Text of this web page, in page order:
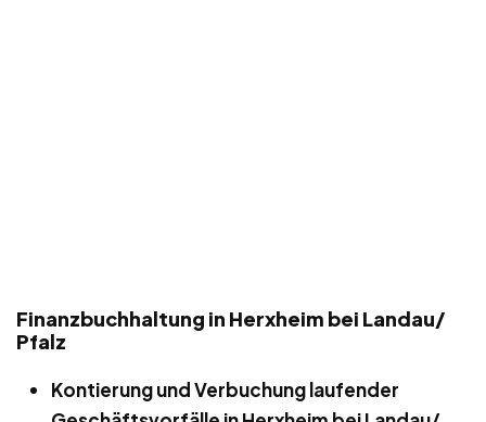
Finanzbuchhaltung in Herxheim bei Landau/
Pfalz
Kontierung und Verbuchung laufender